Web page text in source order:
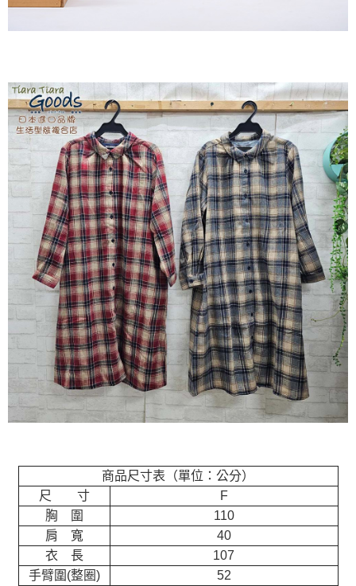
商品尺寸表（單位：公分）
尺 寸
F
胸 圍
110
肩 寬
40
衣 長
107
手臂圍(整圈)
52